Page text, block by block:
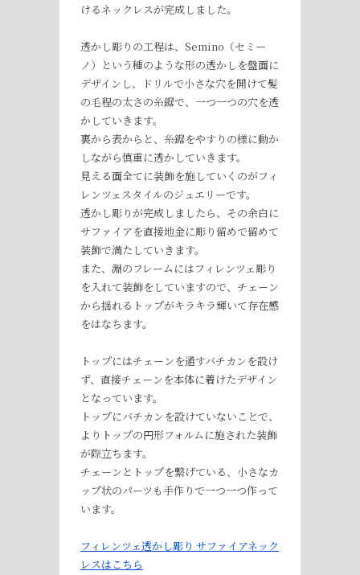
けるネックレスが完成しました。
透かし彫りの工程は、Semino（セミー
ノ）という種のような形の透かしを盤面に
デザインし、ドリルで小さな穴を開けて髪
の毛程の太さの糸鋸で、一つ一つの穴を透
かしていきます。
裏から表からと、糸鋸をやすりの様に動か
しながら慎重に透かしていきます。
見える面全てに装飾を施していくのがフィ
レンツェスタイルのジュエリーです。
透かし彫りが完成しましたら、その余白に
サファイアを直接地金に彫り留めで留めて
装飾で満たしていきます。
また、淵のフレームにはフィレンツェ彫り
を入れて装飾をしていますので、チェーン
から揺れるトップがキラキラ輝いて存在感
をはなちます。
トップにはチェーンを通すバチカンを設け
ず、直接チェーンを本体に着けたデザイン
となっています。
トップにバチカンを設けていないことで、
よりトップの円形フォルムに施された装飾
が際立ちます。
チェーンとトップを繋げている、小さなカ
ップ状のパーツも手作りで一つ一つ作って
います。
フィレンツェ透かし彫り サファイアネック
レスはこちら